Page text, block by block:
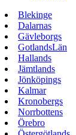
Blekinge
Dalarnas
Gävleborgs
GotlandsLän
Hallands
Jämtlands
Jönköpings
Kalmar
Kronobergs
Norrbottens
Örebro